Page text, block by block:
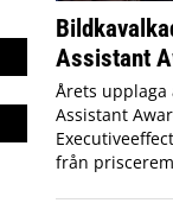
Assistant
Årets upplaga
Assistant
från